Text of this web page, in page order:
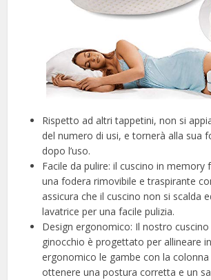
Rispetto ad altri tappetini, non si
del numero di usi, e tornerà alla sua
dopo l’uso.
Facile da pulire: il cuscino in
una fodera rimovibile e traspirante
assicura che il cuscino non si scalda
lavatrice per una facile pulizia.
Design ergonomico: Il nostro
ginocchio è progettato per allineare
ergonomico le gambe con la
ottenere una postura corretta e un